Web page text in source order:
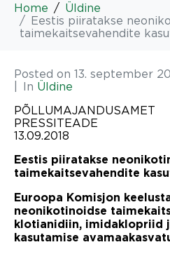
Home
Üldine
Eestis piiratakse
taimekaitsevahendite
Posted on 13. september
In Üldine
PÕLLUMAJANDUSAMET
PRESSITEADE
13.09.2018
Eestis piiratakse
taimekaitsevahendite
Euroopa Komisjon
neonikotinoidse
klotianidiin, imidaklopriid
kasutamise